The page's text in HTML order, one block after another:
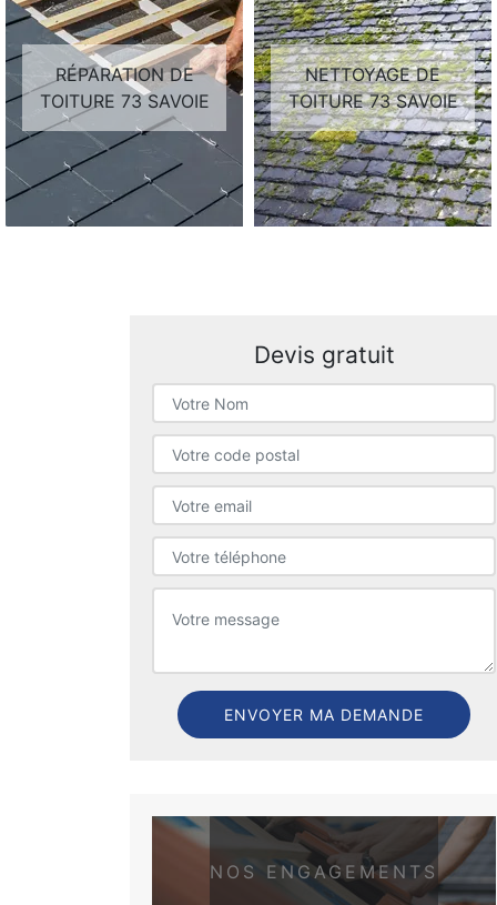
RÉPARATION DE
TOITURE 73 SAVOIE
NETTOYAGE DE
TOITURE 73 SAVOIE
Devis gratuit
NOS ENGAGEMENTS